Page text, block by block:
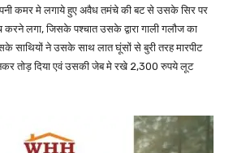
कमर मे लगाये हुए अवैध तमंचे की बट से उसके सिर पर
करने लगा, जिसके पश्चात उसके द्वारा गाली गलौज का
साथियों ने उसके साथ लात घूंसों से बुरी तरह मारपीट
तोड़ दिया एवं उसकी जेब मे रखे 2,300 रुपये लूट